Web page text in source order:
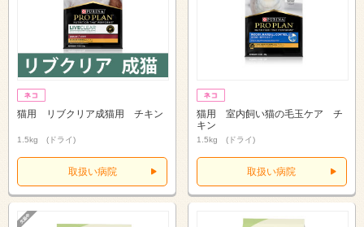
猫用 リブクリア成猫用 チキン
1.5kg (ドライ)
取扱い病院
猫用 室内飼い猫の毛玉ケア チ
キン
1.5kg (ドライ)
取扱い病院